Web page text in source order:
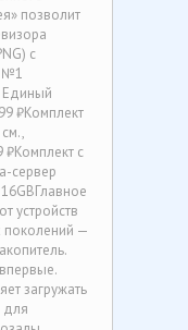
позволит
с
№1
Единый
₽Комплект
₽Комплект с
сервер
устройств
—
загружать
для